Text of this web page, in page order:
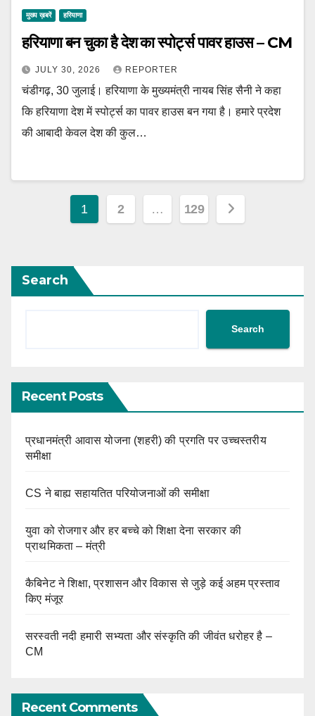
मुख्य ख़बरें हरियाणा
हरियाणा बन चुका है देश का स्पोर्ट्स पावर हाउस – CM
JULY 30, 2026 REPORTER
चंडीगढ़, 30 जुलाई। हरियाणा के मुख्यमंत्री नायब सिंह सैनी ने कहा
कि हरियाणा देश में स्पोर्ट्स का पावर हाउस बन गया है। हमारे प्रदेश
की आबादी केवल देश की कुल…
Posts
1 2 … 129
Search
Search
Recent Posts
प्रधानमंत्री आवास योजना (शहरी) की प्रगति पर उच्चस्तरीय
समीक्षा
CS ने बाह्य सहायतित परियोजनाओं की समीक्षा
युवा को रोजगार और हर बच्चे को शिक्षा देना सरकार की
प्राथमिकता – मंत्री
कैबिनेट ने शिक्षा, प्रशासन और विकास से जुड़े कई अहम प्रस्ताव
किए मंजूर
सरस्वती नदी हमारी सभ्यता और संस्कृति की जीवंत धरोहर है –
CM
Recent Comments